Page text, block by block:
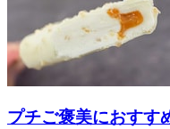
プチご褒美におすす